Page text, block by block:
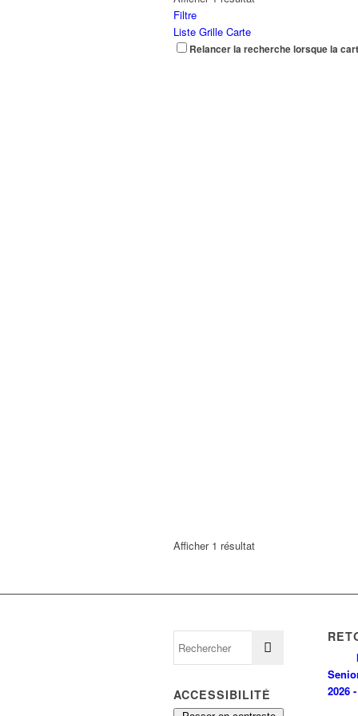
Filtre
Liste Grille Carte
Relancer la recherche lorsque la
Afficher 1 résultat
ACCESSIBILITÉ
2026